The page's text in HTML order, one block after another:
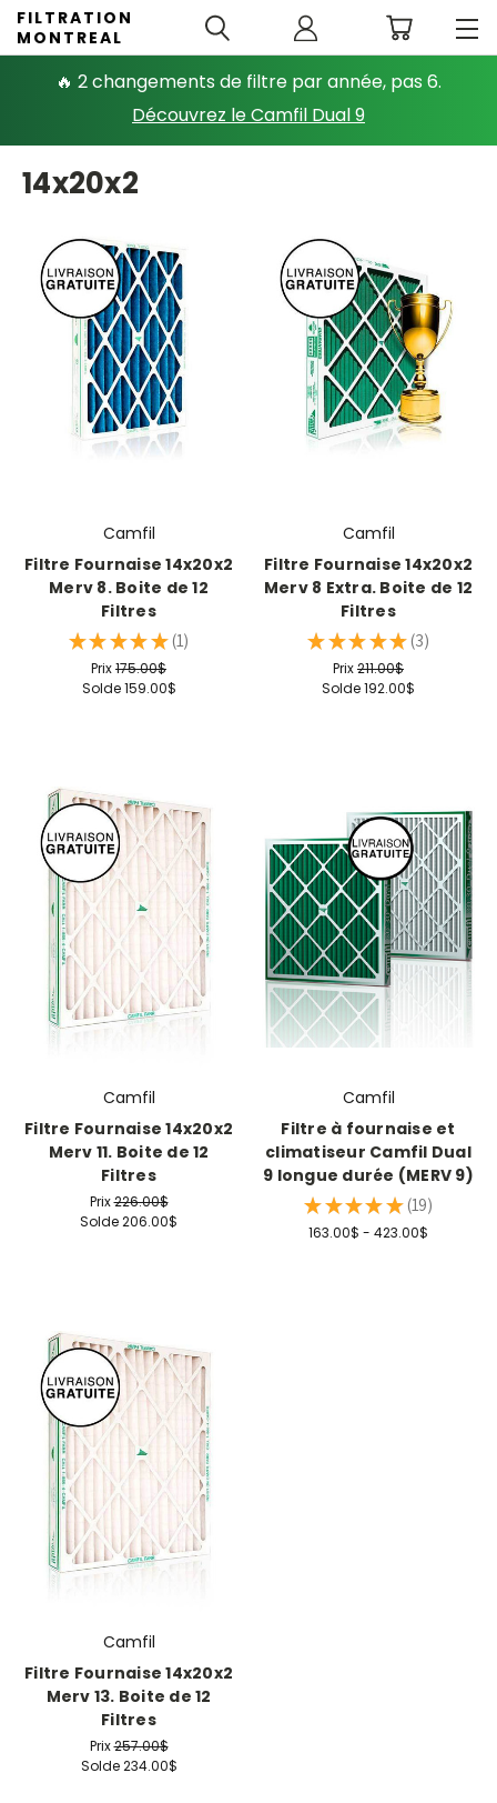
🔥 2 changements de filtre par année, pas 6.
Découvrez le Camfil Dual 9
FILTRATION
MONTREAL
14x20x2
Camfil
Filtre Fournaise 14x20x2
Merv 8. Boite de 12
Filtres
★ ★ ★ ★ ★ 1
1
Prix175.00$
Solde159.00$
Camfil
Filtre Fournaise 14x20x2
Merv 8 Extra. Boite de 12
Filtres
★ ★ ★ ★ ★ 3
3
Prix211.00$
Solde192.00$
Camfil
Filtre Fournaise 14x20x2
Merv 11. Boite de 12
Filtres
Prix226.00$
Solde206.00$
Camfil
Filtre à fournaise et
climatiseur Camfil Dual
9 longue durée (MERV 9)
★ ★ ★ ★ ★ 19
19
163.00$ - 423.00$
Camfil
Filtre Fournaise 14x20x2
Merv 13. Boite de 12
Filtres
Prix257.00$
Solde234.00$